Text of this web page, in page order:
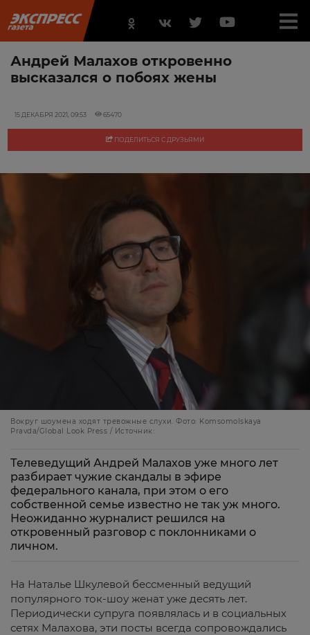
Андрей Малахов откровенно
высказался о побоях жены
15 ДЕКАБРЯ 2021, 09:53 65470
ПОДЕЛИТЬСЯ С ДРУЗЬЯМИ
Вокруг шоумена ходят тревожные слухи. Фото: Komsomolskaya
Pravda/Global Look Press / Источник:
Телеведущий Андрей Малахов уже много лет
разбирает чужие скандалы в эфире
федерального канала, при этом о его
собственной семье известно не так уж много.
Неожиданно журналист решился на
откровенный разговор с поклонниками о
личном.
На Наталье Шкулевой бессменный ведущий
популярного ток-шоу женат уже десять лет.
Периодически супруга появлялась и в социальных
сетях Малахова, эти посты всегда сопровождались